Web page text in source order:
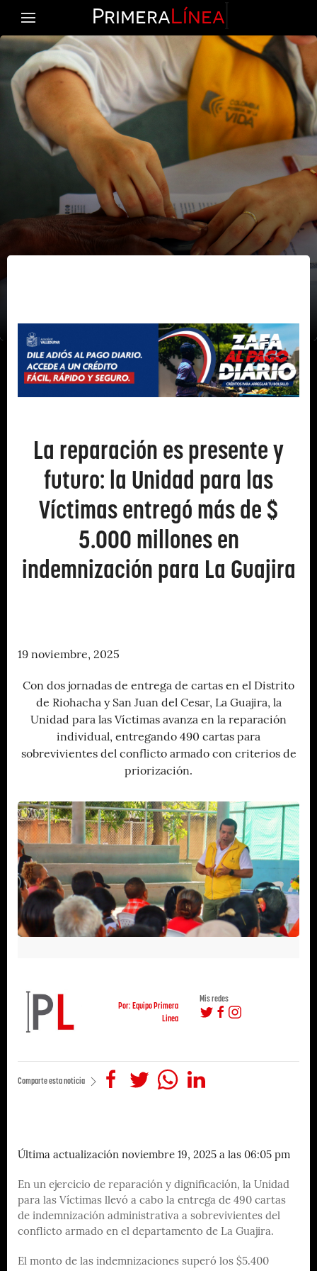
PrimeraLínea
La reparación es presente y
futuro: la Unidad para las
Víctimas entregó más de $
5.000 millones en
indemnización para La Guajira
19 noviembre, 2025
Con dos jornadas de entrega de cartas en el Distrito
de Riohacha y San Juan del Cesar, La Guajira, la
Unidad para las Víctimas avanza en la reparación
individual, entregando 490 cartas para
sobrevivientes del conflicto armado con criterios de
priorización.
Por: Equipo Primera
Linea
Mis redes
Comparte esta noticia
Última actualización noviembre 19, 2025 a las 06:05 pm
En un ejercicio de reparación y dignificación, la Unidad
para las Víctimas llevó a cabo la entrega de 490 cartas
de indemnización administrativa a sobrevivientes del
conflicto armado en el departamento de La Guajira.
El monto de las indemnizaciones superó los $5.400